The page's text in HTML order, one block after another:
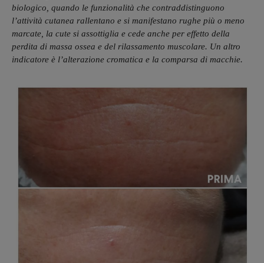
biologico, quando le funzionalità che contraddistinguono
l’attività cutanea rallentano e si manifestano rughe più o meno
marcate, la cute si assottiglia e cede anche per effetto della
perdita di massa ossea e del rilassamento muscolare. Un altro
indicatore è l’alterazione cromatica e la comparsa di macchie.